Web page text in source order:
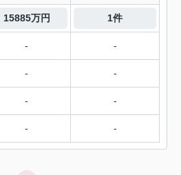
15885万円 1件
- -
- -
- -
- -